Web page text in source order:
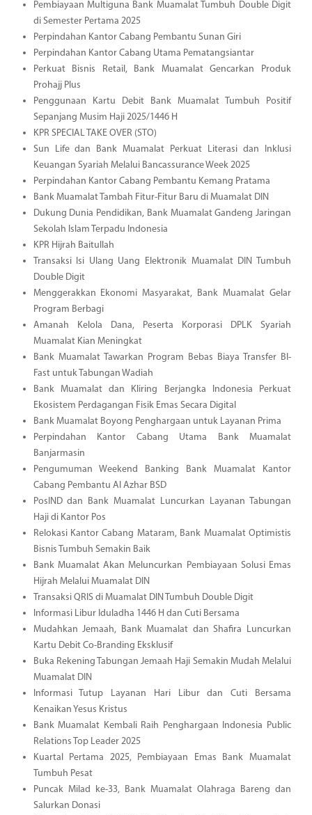
Pembiayaan Multiguna Bank Muamalat Tumbuh Double Digit
di Semester Pertama 2025
Perpindahan Kantor Cabang Pembantu Sunan Giri
Perpindahan Kantor Cabang Utama Pematangsiantar
Perkuat Bisnis Retail, Bank Muamalat Gencarkan Produk
Prohajj Plus
Penggunaan Kartu Debit Bank Muamalat Tumbuh Positif
Sepanjang Musim Haji 2025/1446 H
KPR SPECIAL TAKE OVER (STO)
Sun Life dan Bank Muamalat Perkuat Literasi dan Inklusi
Keuangan Syariah Melalui Bancassurance Week 2025
Perpindahan Kantor Cabang Pembantu Kemang Pratama
Bank Muamalat Tambah Fitur-Fitur Baru di Muamalat DIN
Dukung Dunia Pendidikan, Bank Muamalat Gandeng Jaringan
Sekolah Islam Terpadu Indonesia
KPR Hijrah Baitullah
Transaksi Isi Ulang Uang Elektronik Muamalat DIN Tumbuh
Double Digit
Menggerakkan Ekonomi Masyarakat, Bank Muamalat Gelar
Program Berbagi
Amanah Kelola Dana, Peserta Korporasi DPLK Syariah
Muamalat Kian Meningkat
Bank Muamalat Tawarkan Program Bebas Biaya Transfer BI-
Fast untuk Tabungan Wadiah
Bank Muamalat dan Kliring Berjangka Indonesia Perkuat
Ekosistem Perdagangan Fisik Emas Secara Digital
Bank Muamalat Boyong Penghargaan untuk Layanan Prima
Perpindahan Kantor Cabang Utama Bank Muamalat
Banjarmasin
Pengumuman Weekend Banking Bank Muamalat Kantor
Cabang Pembantu Al Azhar BSD
PosIND dan Bank Muamalat Luncurkan Layanan Tabungan
Haji di Kantor Pos
Relokasi Kantor Cabang Mataram, Bank Muamalat Optimistis
Bisnis Tumbuh Semakin Baik
Bank Muamalat Akan Meluncurkan Pembiayaan Solusi Emas
Hijrah Melalui Muamalat DIN
Transaksi QRIS di Muamalat DIN Tumbuh Double Digit
Informasi Libur Iduladha 1446 H dan Cuti Bersama
Mudahkan Jemaah, Bank Muamalat dan Shafira Luncurkan
Kartu Debit Co-Branding Eksklusif
Buka Rekening Tabungan Jemaah Haji Semakin Mudah Melalui
Muamalat DIN
Informasi Tutup Layanan Hari Libur dan Cuti Bersama
Kenaikan Yesus Kristus
Bank Muamalat Kembali Raih Penghargaan Indonesia Public
Relations Top Leader 2025
Kuartal Pertama 2025, Pembiayaan Emas Bank Muamalat
Tumbuh Pesat
Puncak Milad ke-33, Bank Muamalat Olahraga Bareng dan
Salurkan Donasi